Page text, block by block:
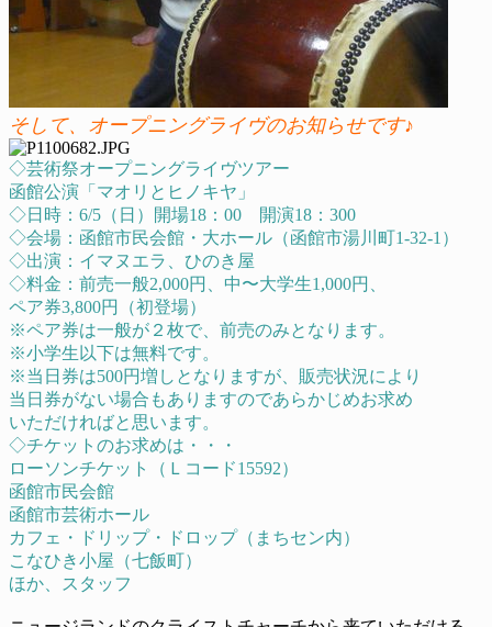
そして、オープニングライヴのお知らせです♪
◇芸術祭オープニングライヴツアー
函館公演「マオリとヒノキヤ」
◇日時：6/5（日）開場18：00 開演18：300
◇会場：函館市民会館・大ホール（函館市湯川町1-32-1）
◇出演：イマヌエラ、ひのき屋
◇料金：前売一般2,000円、中〜大学生1,000円、
ペア券3,800円（初登場）
※ペア券は一般が２枚で、前売のみとなります。
※小学生以下は無料です。
※当日券は500円増しとなりますが、販売状況により
当日券がない場合もありますのであらかじめお求め
いただければと思います。
◇チケットのお求めは・・・
ローソンチケット（Ｌコード15592）
函館市民会館
函館市芸術ホール
カフェ・ドリップ・ドロップ（まちセン内）
こなひき小屋（七飯町）
ほか、スタッフ